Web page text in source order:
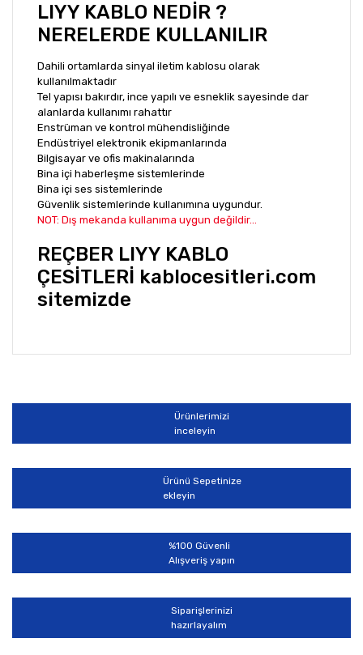
LIYY KABLO NEDİR ?
NERELERDE KULLANILIR
Dahili ortamlarda sinyal iletim kablosu olarak
kullanılmaktadır
Tel yapısı bakırdır, ince yapılı ve esneklik sayesinde dar
alanlarda kullanımı rahattır
Enstrüman ve kontrol mühendisliğinde
Endüstriyel elektronik ekipmanlarında
Bilgisayar ve ofis makinalarında
Bina içi haberleşme sistemlerinde
Bina içi ses sistemlerinde
Güvenlik sistemlerinde kullanımına uygundur.
NOT: Dış mekanda kullanıma uygun değildir...
REÇBER LIYY KABLO
ÇESİTLERİ kablocesitleri.com
sitemizde
Yorum Yaz
Bu ürünün fiyat bilgisi, resim, ürün açıklamalarında ve
Görüş ve önerileriniz için teşekkür ederiz.
Ürün resmi kalitesiz, bozuk veya görüntülenemiyor.
Ürün açıklamasında eksik bilgiler bulunuyor.
Ürün bilgilerinde hatalar bulunuyor.
Ürün fiyatı diğer sitelerden daha pahalı.
Bu ürüne benzer farklı alternatifler olmalı.
Gönder
Ürünlerimizi
inceleyin
Ürünü Sepetinize
ekleyin
%100 Güvenli
Alışveriş yapın
Siparişlerinizi
hazırlayalım